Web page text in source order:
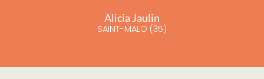
Alicia Jaulin
SAINT-MALO (35)